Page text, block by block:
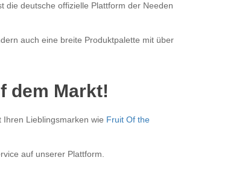
die deutsche offizielle Plattform der Needen
auch eine breite Produktpalette mit über
dem Markt!
Lieblingsmarken wie Fruit Of the
auf unserer Plattform.